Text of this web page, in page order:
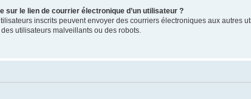
sur le lien de courrier électronique d’un utilisateur ?
inscrits peuvent envoyer des courriers électroniques aux autres
utilisateurs malveillants ou des robots.